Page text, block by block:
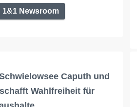
1&1 Newsroom
Caputh und
Wahlfreiheit für